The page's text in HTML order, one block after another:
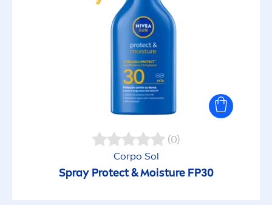
Textura Invisível
(0)
Corpo Sol
Spray Protect& Moisture FP30